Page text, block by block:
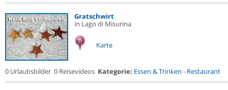
Gratschwirt
in Lago di Misurina
Karte
0 Urlaubsbilder 0 Reisevideos Kategorie: Essen & Trinken - Restaurant